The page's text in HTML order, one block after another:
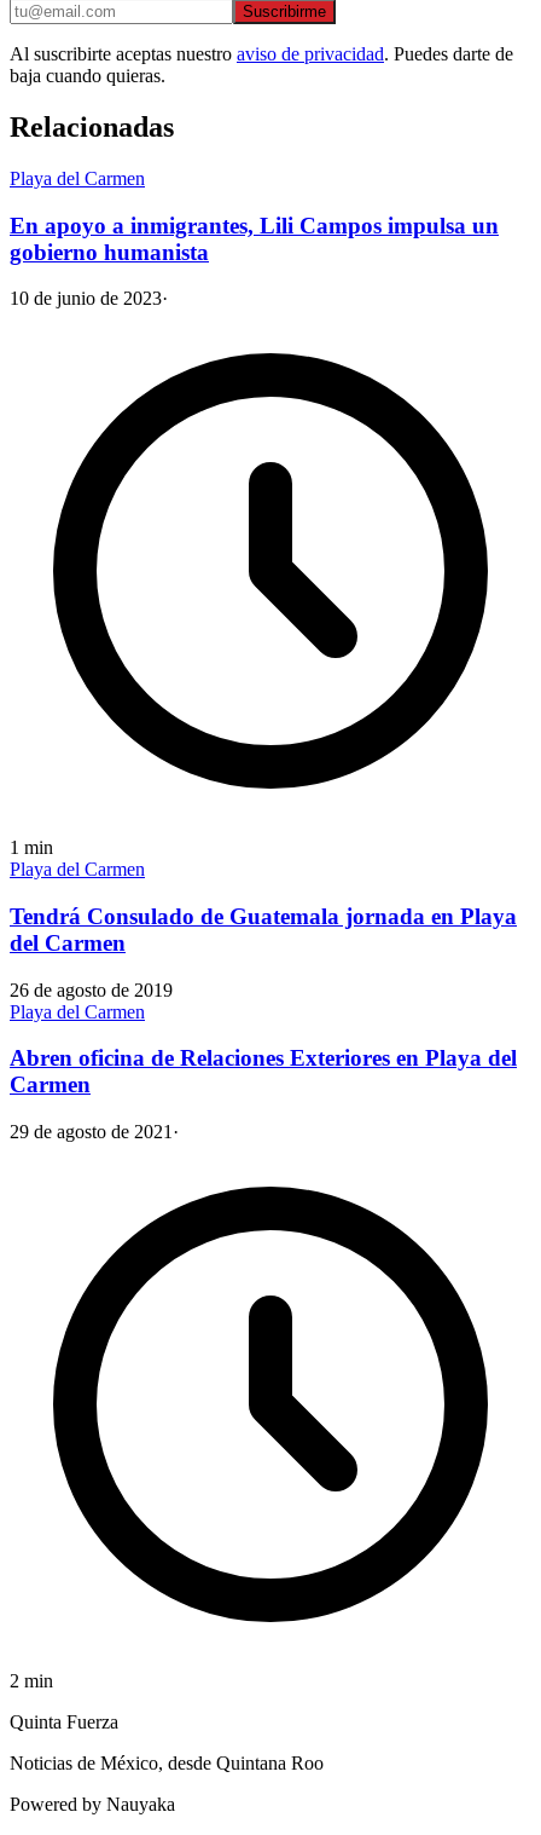
Suscribirme
Al suscribirte aceptas nuestro aviso de privacidad. Puedes darte de
baja cuando quieras.
Relacionadas
Playa del Carmen
En apoyo a inmigrantes, Lili Campos impulsa un
gobierno humanista
10 de junio de 2023·
1 min
Playa del Carmen
Tendrá Consulado de Guatemala jornada en Playa
del Carmen
26 de agosto de 2019
Playa del Carmen
Abren oficina de Relaciones Exteriores en Playa del
Carmen
29 de agosto de 2021 ·
2 min
Quinta Fuerza
Noticias de México, desde Quintana Roo
Powered by Nauyaka